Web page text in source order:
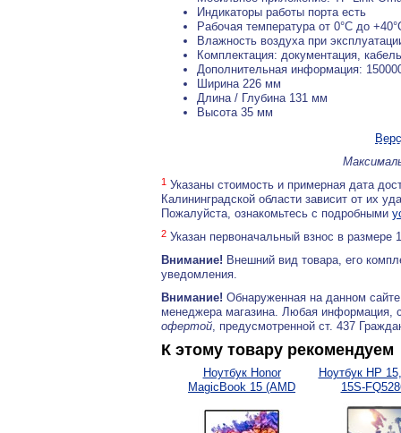
Индикаторы работы порта есть
Рабочая температура от 0°C до
Влажность воздуха при
Комплектация: документация,
Дополнительная информация:
Ширина 226 мм
Длина / Глубина 131 мм
Высота 35 мм
1 Указаны стоимость и примерная дата
Калининградской области зависит от их
Пожалуйста, ознакомьтесь с подробными
2 Указан первоначальный взнос в
Внимание! Внешний вид товара, его
уведомления.
Внимание! Обнаруженная на данном
менеджера магазина. Любая информация,
офертой, предусмотренной ст. 437
К этому товару рекомендуем
Ноутбук Honor
MagicBook 15 (AMD
Ноутбук HP
15S-